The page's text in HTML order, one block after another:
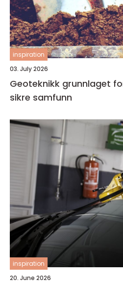
inspiration
03. July 2026
Geoteknikk grunnlaget for trygge bygg og
sikre samfunn
inspiration
20. June 2026